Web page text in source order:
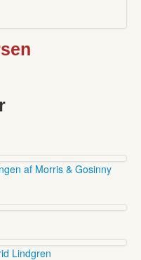
af Morris & Gosinny
Lindgren